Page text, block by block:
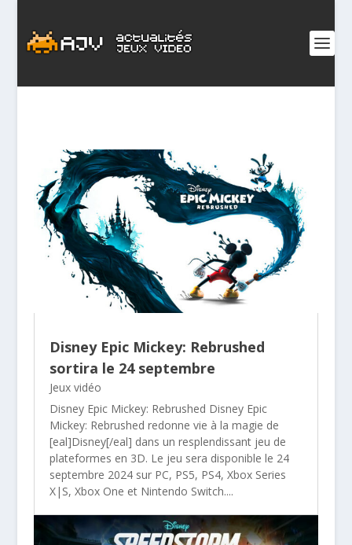
Disney Epic Mickey: Rebrushed
sortira le 24 septembre
Jeux vidéo
Disney Epic Mickey: Rebrushed Disney Epic
Mickey: Rebrushed redonne vie à la magie de
[eal]Disney[/eal] dans un resplendissant jeu de
plateformes en 3D. Le jeu sera disponible le 24
septembre 2024 sur PC, PS5, PS4, Xbox Series
X|S, Xbox One et Nintendo Switch....